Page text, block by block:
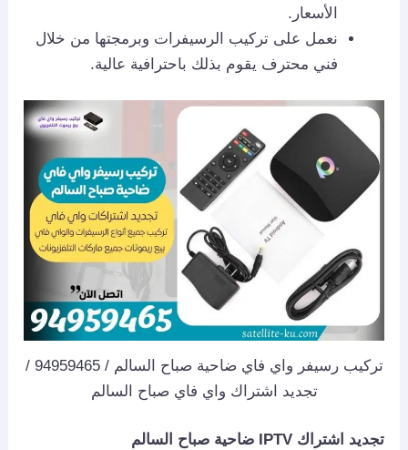
الأسعار.
نعمل على تركيب الرسيفرات وبرمجتها من خلال
فني محترف يقوم بذلك باحترافية عالية.
تركيب رسيفر واي فاي ضاحية صباح السالم / 94959465 /
تجديد اشتراك واي فاي صباح السالم
تجديد اشتراك IPTV ضاحية صباح السالم